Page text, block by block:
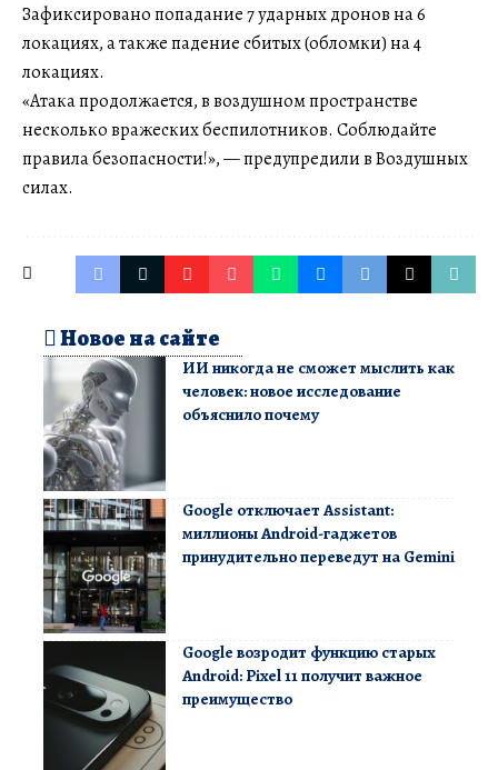
Зафиксировано попадание 7 ударных дронов на 6
локациях, а также падение сбитых (обломки) на 4
локациях.
«Атака продолжается, в воздушном пространстве
несколько вражеских беспилотников. Соблюдайте
правила безопасности!», — предупредили в Воздушных
силах.
Новое на сайте
ИИ никогда не сможет мыслить как
человек: новое исследование
объяснило почему
Google отключает Assistant:
миллионы Android-гаджетов
принудительно переведут на Gemini
Google возродит функцию старых
Android: Pixel 11 получит важное
преимущество